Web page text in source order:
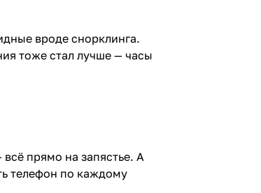
вроде снорклинга.
тоже стал лучше — часы
прямо на запястье. А
телефон по каждому